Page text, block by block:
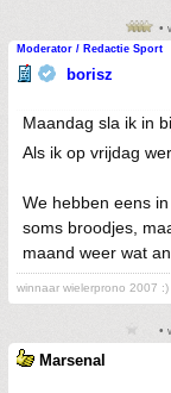
•
Moderator / Redactie Sport
borisz
Maandag sla ik in
Als ik op vrijdag
We hebben eens
soms broodjes,
maand weer wat
winnaar wielerprono 2007 :)
•
Marsenal